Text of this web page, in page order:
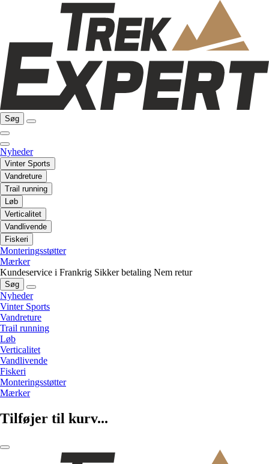
Søg
Nyheder
Vinter Sports
Vandreture
Trail running
Løb
Verticalitet
Vandlivende
Fiskeri
Monteringsstøtter
Mærker
Kundeservice i Frankrig Sikker betaling Nem retur
Søg
Nyheder
Vinter Sports
Vandreture
Trail running
Løb
Verticalitet
Vandlivende
Fiskeri
Monteringsstøtter
Mærker
Tilføjer til kurv...